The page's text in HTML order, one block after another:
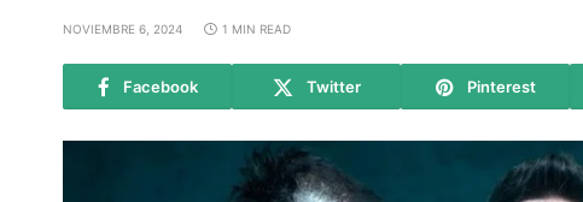
NOVIEMBRE 6, 2024 1 MIN READ
Facebook Twitter Pinterest